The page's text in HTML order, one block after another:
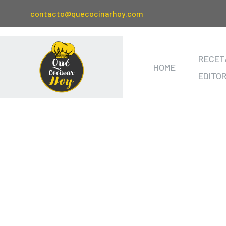
contacto@quecocinarhoy.com
HOME